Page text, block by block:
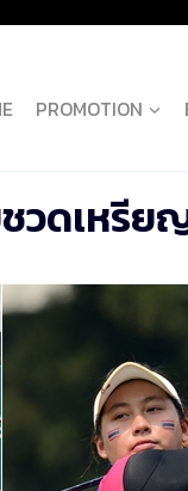
PROMOTION
วดเหรีย